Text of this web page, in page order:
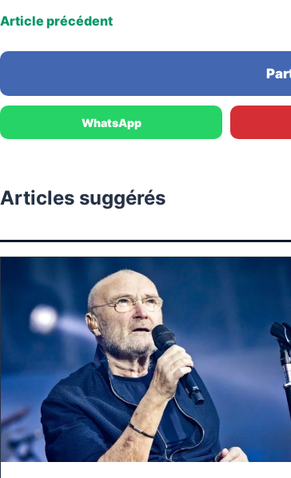
Article précédent
WhatsApp
Articles suggérés